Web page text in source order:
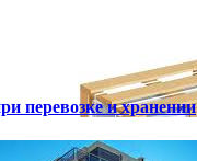
перевозке и хранении